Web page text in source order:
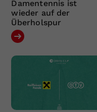
Damentennis ist
wieder auf der
Überholspur